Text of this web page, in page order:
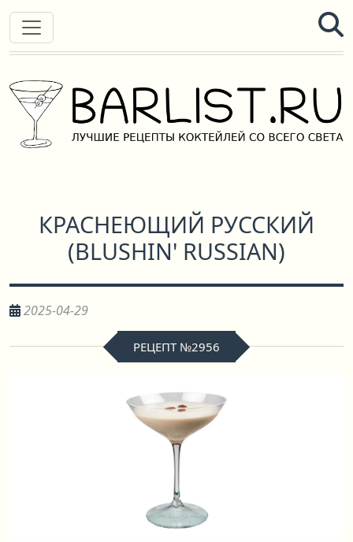
КРАСНЕЮЩИЙ РУССКИЙ
(BLUSHIN' RUSSIAN)
2025-04-29
РЕЦЕПТ №2956